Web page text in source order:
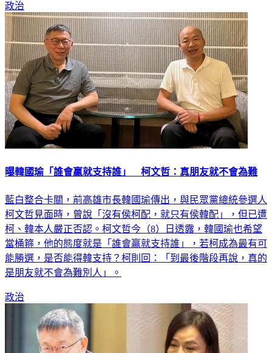
政治
曝韓國瑜「誰會贏就支持誰」 柯文哲：真朋友就不會為難
藍白整合卡關，前高雄市長韓國瑜傳出，與民眾黨總統參選人
柯文哲見面時，曾說「沒有侯柯配，就只有侯韓配」，但已遭
柯、韓本人嚴正否認。柯文哲今（8）日透露，韓國瑜也希望
當桶箍，他的態度就是「誰會贏就支持誰」，若柯成為最有可
能勝選，是否能得韓支持？柯則回：「到最後階段再說，真的
是朋友就不會為難別人」。
政治